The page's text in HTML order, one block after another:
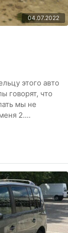
04.07.2022
этого авто
говорят, что
мы не
2....